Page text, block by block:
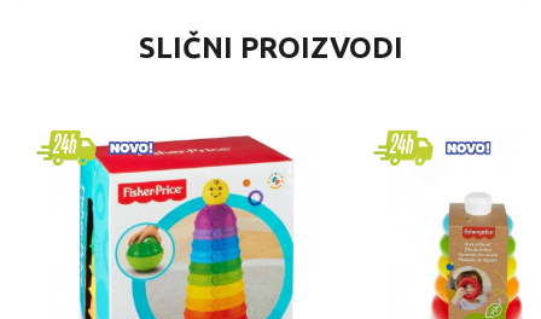
SLIČNI PROIZVODI